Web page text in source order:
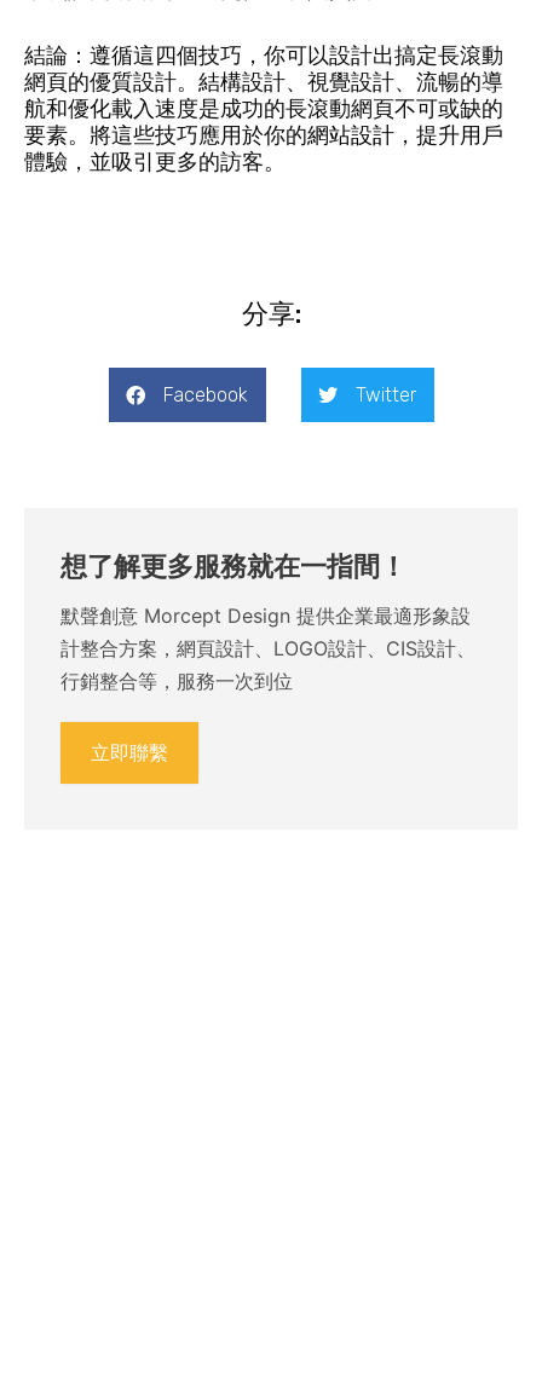
結論：遵循這四個技巧，你可以設計出搞定長滾動
網頁的優質設計。結構設計、視覺設計、流暢的導
航和優化載入速度是成功的長滾動網頁不可或缺的
要素。將這些技巧應用於你的網站設計 ，提升用戶
體驗，並吸引更多的訪客。
分享:
Facebook Twitter
想了解更多服務就在一指間！
默聲創意 Morcept Design 提供企業最適形象設
計整合方案，網頁設計、LOGO設計、CIS設計、
行銷整合等，服務一次到位
立即聯繫